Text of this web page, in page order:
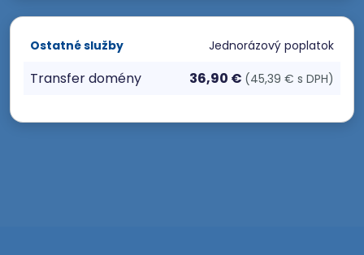
Ostatné služby Jednorázový poplatok
Transfer domény 36,90 € (45,39 € s DPH)